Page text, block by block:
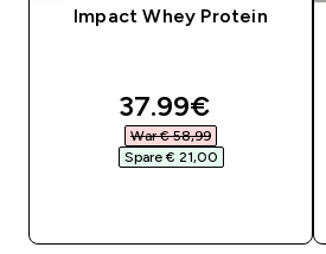
Impact Whey Protein
discounted price
37.99€‎
War € 58,99‎
Spare € 21,00‎